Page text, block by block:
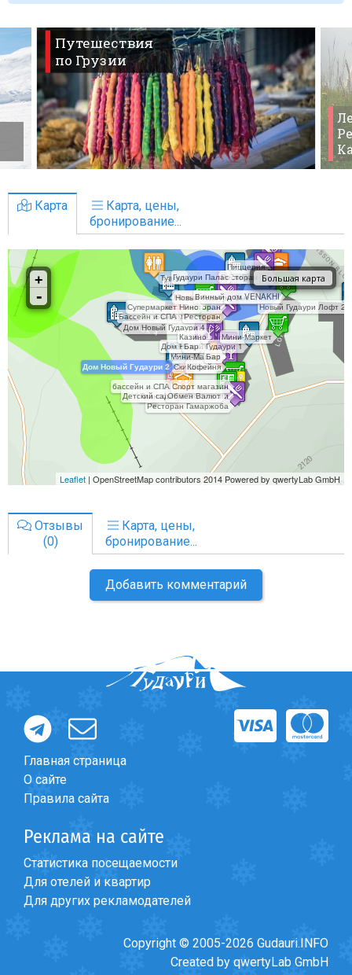
Путешествия
по Грузии
Карта
Карта, цены,
бронирование...
Отзывы
(0)
Карта, цены,
бронирование...
Добавить комментарий
Главная страница
О сайте
Правила сайта
Реклама на сайте
Статистика посещаемости
Для отелей и квартир
Для других рекламодателей
Copyright © 2005-2026 Gudauri.INFO
Created by qwertyLab GmbH